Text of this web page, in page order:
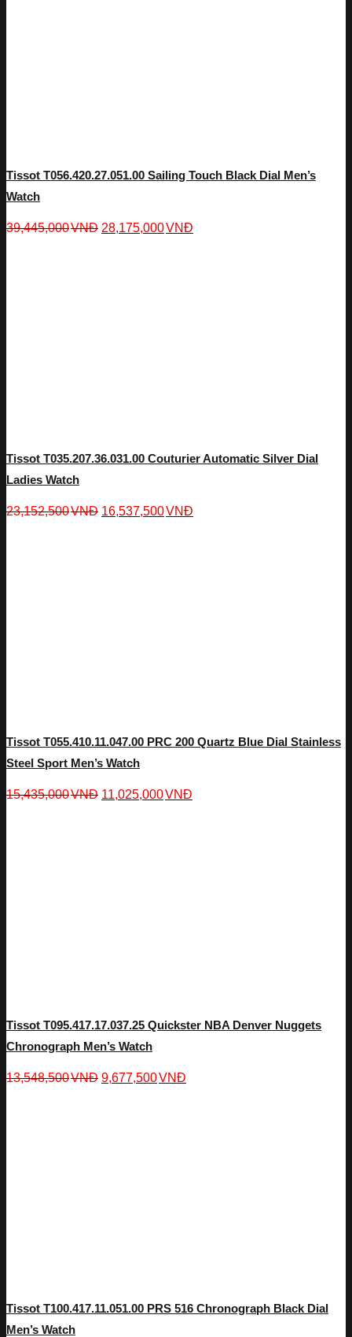
Tissot T056.420.27.051.00 Sailing Touch Black Dial Men’s
Watch
39,445,000VNĐ 28,175,000VNĐ
Tissot T035.207.36.031.00 Couturier Automatic Silver Dial
Ladies Watch
23,152,500VNĐ 16,537,500VNĐ
Tissot T055.410.11.047.00 PRC 200 Quartz Blue Dial Stainless
Steel Sport Men’s Watch
15,435,000VNĐ 11,025,000VNĐ
Tissot T095.417.17.037.25 Quickster NBA Denver Nuggets
Chronograph Men’s Watch
13,548,500VNĐ 9,677,500VNĐ
Tissot T100.417.11.051.00 PRS 516 Chronograph Black Dial
Men’s Watch